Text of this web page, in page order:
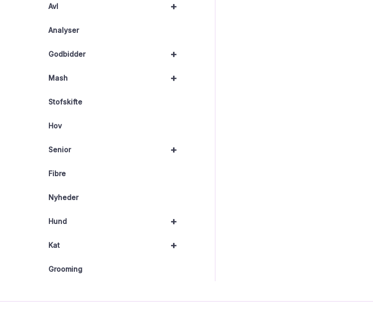
+
Avl
Analyser
+
Godbidder
+
Mash
Stofskifte
Hov
+
Senior
Fibre
Nyheder
+
Hund
+
Kat
Grooming